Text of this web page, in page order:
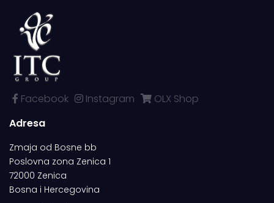
Facebook Instagram
OLX Shop
Adresa
Zmaja od Bosne bb
Poslovna zona Zenica 1
72000 Zenica
Bosna i Hercegovina